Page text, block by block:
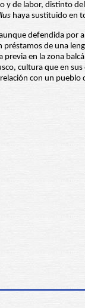
y de labor, distinto
haya sustituido en
defendida
de una
en la zona
cultura que en
con un